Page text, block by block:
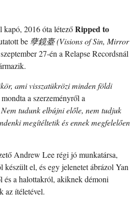
kapó, 2016 óta létezőRipped to
be孽鏡臺 (Visions of Sin, Mirror
27-én a Relapse Recordsnál
ami visszatükrözi minden földi
a szerzeményről a
Nem tudunk elbújni előle, nem tudjuk
megítéltetik és ennek megfelelően
Andrew Lee régi jó munkatársa,
el, és egy jelenetet ábrázol Yan
a halottakról, akiknek démoni
az ítéletével.